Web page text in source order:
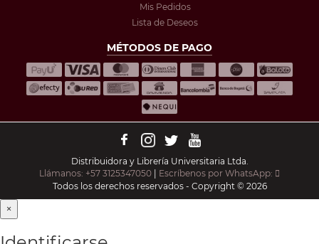
Mis Pedidos
Lista de Deseos
MÉTODOS DE PAGO
Distribuidora y Librería Universitaria Ltda.
Llámanos: +57 3125347050 | Escríbenos por WhatsApp:
Todos los derechos reservados - Copyright © 2026
×